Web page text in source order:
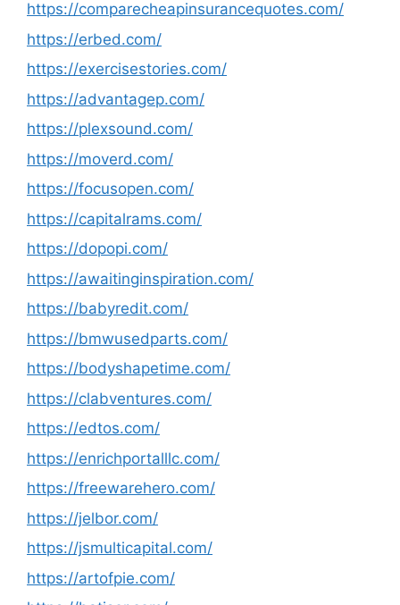
https://comparecheapinsurancequotes.com/
https://erbed.com/
https://exercisestories.com/
https://advantagep.com/
https://plexsound.com/
https://moverd.com/
https://focusopen.com/
https://capitalrams.com/
https://dopopi.com/
https://awaitinginspiration.com/
https://babyredit.com/
https://bmwusedparts.com/
https://bodyshapetime.com/
https://clabventures.com/
https://edtos.com/
https://enrichportalllc.com/
https://freewarehero.com/
https://jelbor.com/
https://jsmulticapital.com/
https://artofpie.com/